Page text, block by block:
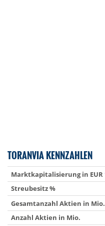
TORANVIA KENNZAHLEN
Marktkapitalisierung in EUR
Streubesitz %
Gesamtanzahl Aktien in Mio.
Anzahl Aktien in Mio.